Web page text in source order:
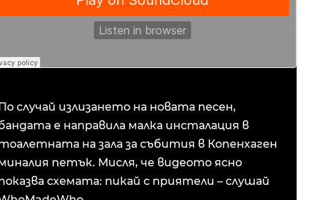
случай излизането на новата песен,
е направила малка инсталация в
на зала за събития в Копенхаген
петък. Мисля, че видеото ясно
схемата: пикай с приятели – слушай